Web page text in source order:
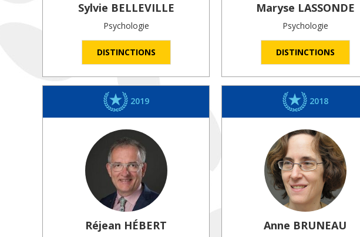
Sylvie BELLEVILLE
Psychologie
DISTINCTIONS
Maryse LASSONDE
Psychologie
DISTINCTIONS
2019
Réjean HÉBERT
2018
Anne BRUNEAU